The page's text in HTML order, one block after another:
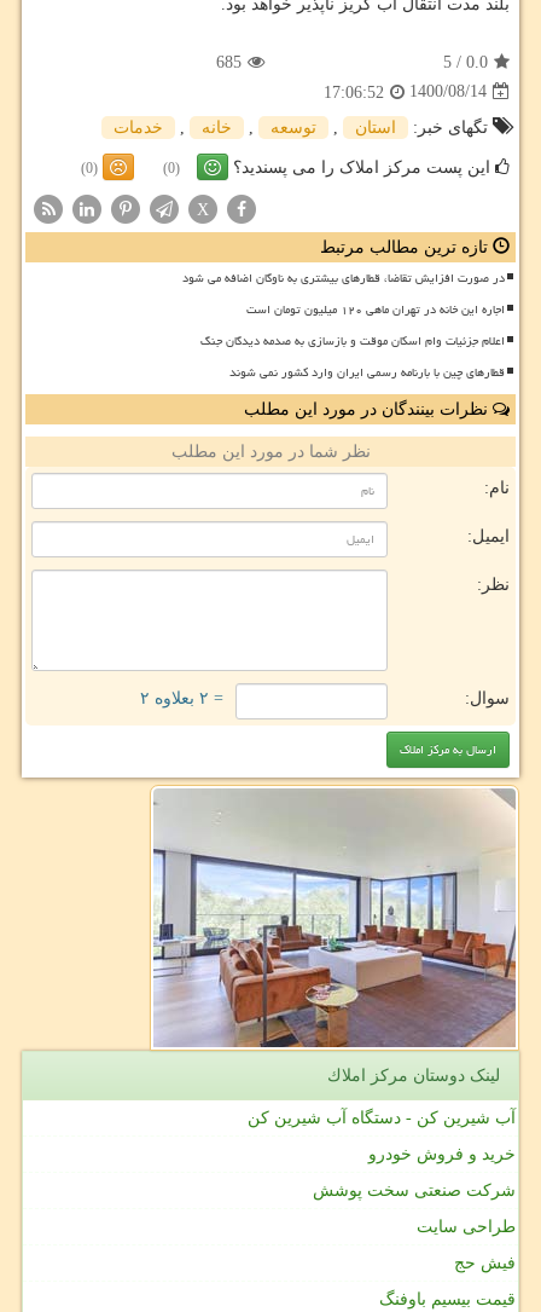
بلند مدت انتقال آب گریز ناپذیر خواهد بود.
0.0
/
5
685
1400/08/14
17:06:52
تگهای خبر:
استان , توسعه , خانه , خدمات
این پست مرکز املاک را می پسندید؟ (0)
(0)
X
تازه ترین مطالب مرتبط
در صورت افزایش تقاضا، قطارهای بیشتری به ناوگان اضافه می شود
اجاره این خانه در تهران ماهی ۱۲۰ میلیون تومان است
اعلام جزئیات وام اسکان موقت و بازسازی به صدمه دیدگان جنگ
قطارهای چین با بارنامه رسمی ایران وارد کشور نمی شوند
نظرات بینندگان در مورد این مطلب
نظر شما در مورد این مطلب
نام:
ایمیل:
نظر:
سوال: = ۲ بعلاوه ۲
لینک دوستان مركز املاك
آب شیرین کن - دستگاه آب شیرین کن
خرید و فروش خودرو
شرکت صنعتی سخت پوشش
طراحی سایت
فیش حج
قیمت بیسیم باوفنگ